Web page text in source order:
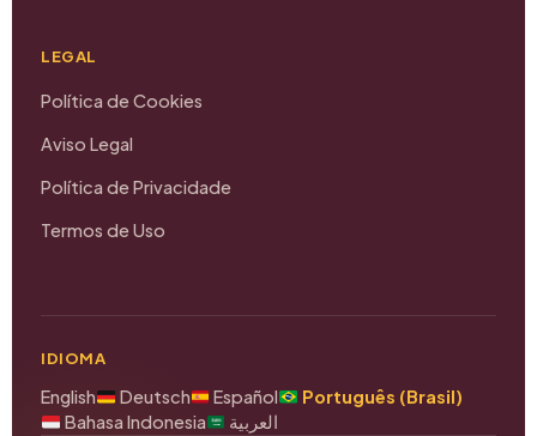
LEGAL
Política de Cookies
Aviso Legal
Política de Privacidade
Termos de Uso
IDIOMA
English Deutsch Español
Português (Brasil)
Bahasa Indonesia
العربية